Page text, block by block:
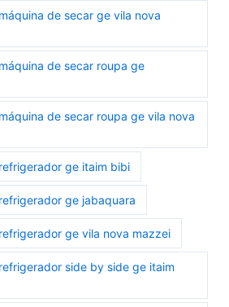
de secar ge vila nova
de secar roupa ge
de secar roupa ge vila nova
ge itaim bibi
ge jabaquara
ge vila nova mazzei
side by side ge itaim